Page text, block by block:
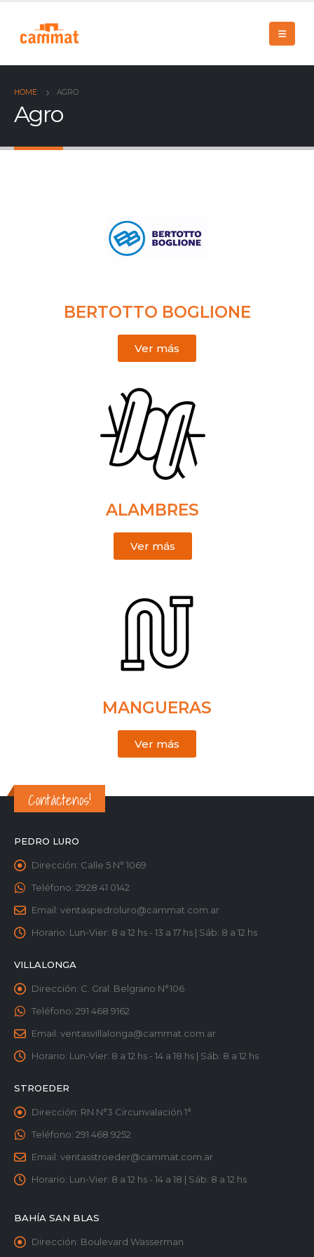
HOME AGRO
Agro
BERTOTTO BOGLIONE
Ver más
ALAMBRES
Ver más
MANGUERAS
Ver más
Contáctenos!
PEDRO LURO
Dirección: Calle 5 N° 1069
Teléfono: 2928 41 0142
Email: ventaspedroluro@cammat.com.ar
Horario: Lun-Vier: 8 a 12 hs - 13 a 17 hs | Sáb: 8 a 12 hs
VILLALONGA
Dirección: C. Gral. Belgrano N°106
Teléfono: 291 468 9162
Email: ventasvillalonga@cammat.com.ar
Horario: Lun-Vier: 8 a 12 hs - 14 a 18 hs | Sáb: 8 a 12 hs
STROEDER
Dirección: RN N°3 Circunvalación 1°
Teléfono: 291 468 9252
Email: ventasstroeder@cammat.com.ar
Horario: Lun-Vier: 8 a 12 hs - 14 a 18 | Sáb: 8 a 12 hs
BAHÍA SAN BLAS
Dirección: Boulevard Wasserman